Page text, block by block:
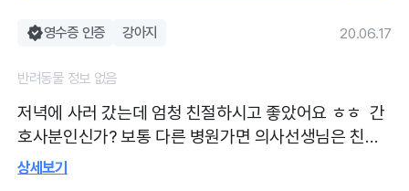
영수증 인증 강아지 20.06.17
반려동물 정보 없음
저녁에 사러 갔는데 엄청 친절하시고 좋았어요 ㅎㅎ 간
호사분인신가? 보통 다른 병원가면 의사선생님은 친절
하셔도 간호사분들은 그렇게 친절하지는 않았던거 같은
상세보기